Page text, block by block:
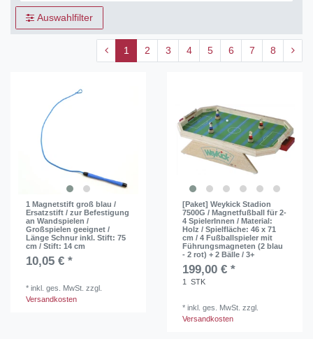
Auswahlfilter
1 2 3 4 5 6 7 8
1 Magnetstift groß blau /
Ersatzstift / zur Befestigung
an Wandspielen /
Großspielen geeignet /
Länge Schnur inkl. Stift: 75
cm / Stift: 14 cm
10,05 € *
*inkl. ges. MwSt. zzgl.
Versandkosten
[Paket] Weykick Stadion
7500G / Magnetfußball für 2-
4 SpielerInnen / Material:
Holz / Spielfläche: 46 x 71
cm / 4 Fußballspieler mit
Führungsmagneten (2 blau
- 2 rot) + 2 Bälle / 3+
199,00 € *
1 STK
*inkl. ges. MwSt. zzgl.
Versandkosten